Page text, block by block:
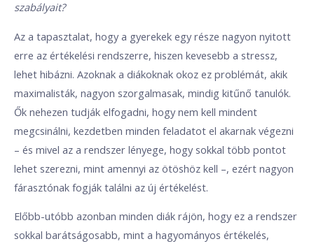
szabályait?
Az a tapasztalat, hogy a gyerekek egy része nagyon nyitott
erre az értékelési rendszerre, hiszen kevesebb a stressz,
lehet hibázni. Azoknak a diákoknak okoz ez problémát, akik
maximalisták, nagyon szorgalmasak, mindig kitűnő tanulók.
Ők nehezen tudják elfogadni, hogy nem kell mindent
megcsinálni, kezdetben minden feladatot el akarnak végezni
– és mivel az a rendszer lényege, hogy sokkal több pontot
lehet szerezni, mint amennyi az ötöshöz kell –, ezért nagyon
fárasztónak fogják találni az új értékelést.
Előbb-utóbb azonban minden diák rájön, hogy ez a rendszer
sokkal barátságosabb, mint a hagyományos értékelés,